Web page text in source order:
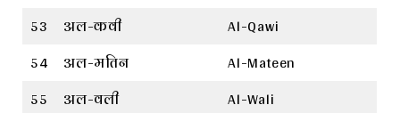
53
अल-कवी
Al-Qawi
54
अल-मतिन
Al-Mateen
55
अल-वली
Al-Wali